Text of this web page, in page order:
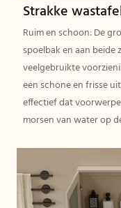
Strakke
Ruim en schoon: De
spoelbak en aan
veelgebruikte
een schone en frisse
effectief dat
morsen van water op